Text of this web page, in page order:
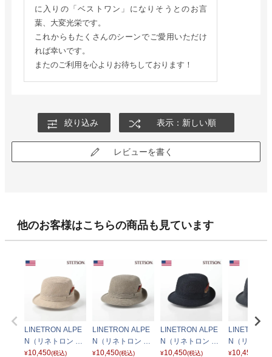
に入りの「ベストワン」になりそうとのお言
葉、大変光栄です。
これからもたくさんのシーンでご愛用いただけ
れば幸いです。
またのご利用を心よりお待ちしております！
絞り込み 表示：新しい順
レビューを書く
他のお客様はこちらの商品も見ています
LINETRON ALPE
N（リネトロン ア
ルペン）SE074 ベ
¥10,450(税込)
LINETRON ALPE
N（リネトロン ア
ルペン）SE074 オ
¥10,450(税込)
LINETRON ALPE
N（リネトロン ア
ルペン）SE074 ネ
¥10,450(税込)
LINETRON
N（リネトロ
ルペン）
¥10,450